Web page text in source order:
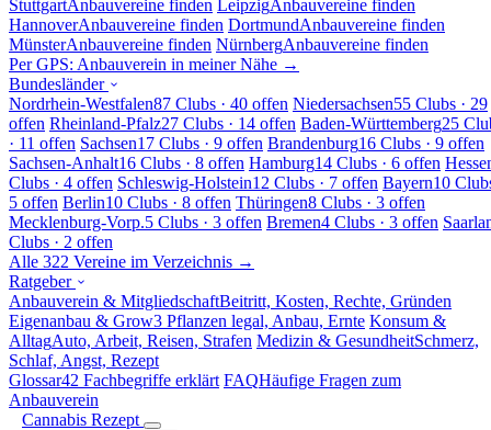
StuttgartAnbauvereine finden LeipzigAnbauvereine finden
HannoverAnbauvereine finden DortmundAnbauvereine finden
MünsterAnbauvereine finden NürnbergAnbauvereine finden
Per GPS: Anbauverein in meiner Nähe →
Bundesländer
Nordrhein-Westfalen87 Clubs · 40 offen Niedersachsen55 Clubs · 29
offen Rheinland-Pfalz27 Clubs · 14 offen Baden-Württemberg25
· 11 offen Sachsen17 Clubs · 9 offen Brandenburg16 Clubs · 9 offen
Sachsen-Anhalt16 Clubs · 8 offen Hamburg14 Clubs · 6 offen
Clubs · 4 offen Schleswig-Holstein12 Clubs · 7 offen Bayern10
5 offen Berlin10 Clubs · 8 offen Thüringen8 Clubs · 3 offen
Mecklenburg-Vorp.5 Clubs · 3 offen Bremen4 Clubs · 3 offen
Clubs · 2 offen
Alle 322 Vereine im Verzeichnis →
Ratgeber
Anbauverein & MitgliedschaftBeitritt, Kosten, Rechte, Gründen
Eigenanbau & Grow3 Pflanzen legal, Anbau, Ernte Konsum &
AlltagAuto, Arbeit, Reisen, Strafen Medizin & GesundheitSchmerz,
Schlaf, Angst, Rezept
Glossar42 Fachbegriffe erklärt FAQHäufige Fragen zum
Anbauverein
Cannabis Rezept